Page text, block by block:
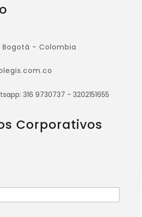
Bogotá - Colombia
316 9730737 - 3202151655
Corporativos